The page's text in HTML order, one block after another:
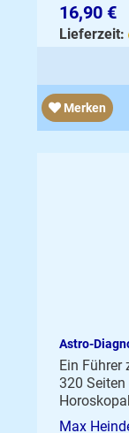
16,90 €
Lieferzeit:
Merken
Astro-
Ein Führer
320 Seiten
Max